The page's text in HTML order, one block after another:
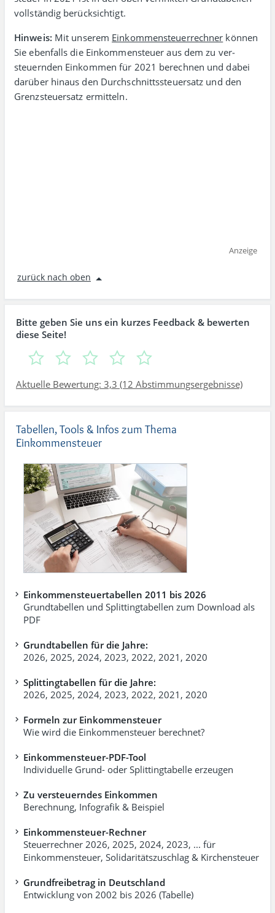
voll­ständig berück­sichtigt.
Hinweis: Mit unserem Einkommensteuerrechner können
Sie ebenfalls die Einkommen­steuer aus dem zu ver­
steuernden Ein­kommen für 2021 berechnen und dabei
darüber hinaus den Durch­schnitts­steuersatz und den
Grenz­steuersatz ermitteln.
Anzeige
zurück nach oben
Bitte geben Sie uns ein kurzes Feedback & bewerten
diese Seite!
Aktuelle Bewertung: 3,3 (12 Abstimmungsergebnisse)
Tabellen, Tools & Infos zum Thema
Einkommensteuer
Einkommensteuertabellen 2011 bis 2026
Grundtabellen und Splittingtabellen zum Download als
PDF
Grundtabellen für die Jahre:
2026, 2025, 2024, 2023, 2022, 2021 , 2020
Splittingtabellen für die Jahre:
2026, 2025, 2024, 2023, 2022, 2021 , 2020
Formeln zur Einkommensteuer
Wie wird die Einkommensteuer berechnet?
Einkommensteuer-PDF-Tool
Individuelle Grund- oder Splittingtabelle erzeugen
Zu versteuerndes Einkommen
Berechnung, Infografik & Beispiel
Einkommensteuer-Rechner
Steuerrechner 2026, 2025, 2024, 2023, ... für
Einkommen­steuer, Soli­dari­täts­zuschlag & Kirchensteuer
Grundfreibetrag in Deutschland
Entwicklung von 2002 bis 2026 (Tabelle)